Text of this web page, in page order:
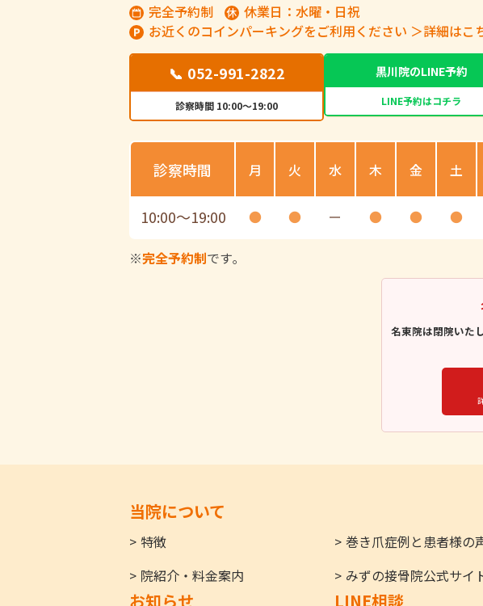
完全予約制
休業日：水曜・日祝
お近くのコインパーキングをご利用ください ＞詳細はこ
📞 052-991-2822
診察時間 10:00～19:00
黒川院のLINE予約
LINE予約はコチラ
診察時間 月 火 水 木 金 土
10:00〜19:00 ● ● ー ● ● ●
※完全予約制です｡
名東院は閉院いた
当院について
特徴
院紹介・料金案内
巻き爪症例と患者様の
みずの接骨院公式サイ
お知らせ LINE相談